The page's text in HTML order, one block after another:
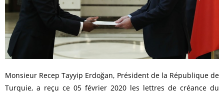
Monsieur Recep Tayyip Erdoğan, Président de la République de
Turquie, a reçu ce 05 février 2020 les lettres de créance du